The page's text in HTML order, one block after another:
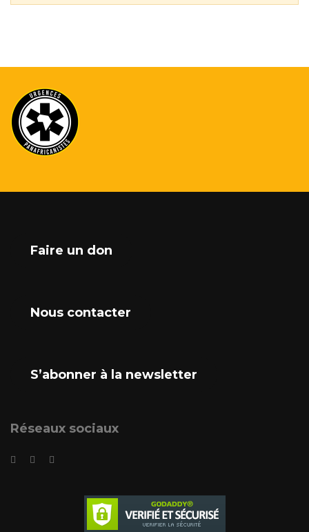
Faire un don
Nous contacter
S’abonner à la newsletter
Réseaux sociaux